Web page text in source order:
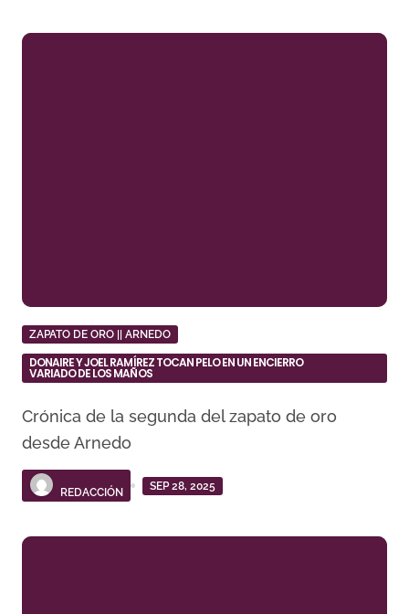
ZAPATO DE ORO || ARNEDO
DONAIRE Y JOEL RAMÍREZ TOCAN PELO EN UN ENCIERRO
VARIADO DE LOS MAÑOS
Crónica de la segunda del zapato de oro
desde Arnedo
REDACCIÓN
SEP 28, 2025